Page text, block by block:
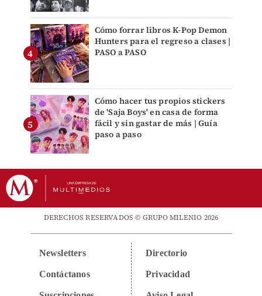
Cómo forrar libros K-Pop Demon
Hunters para el regreso a clases |
PASO a PASO
Cómo hacer tus propios stickers
de 'Saja Boys' en casa de forma
fácil y sin gastar de más | Guía
paso a paso
DERECHOS RESERVADOS © GRUPO MILENIO 2026
Newsletters
Contáctanos
Directorio
Privacidad